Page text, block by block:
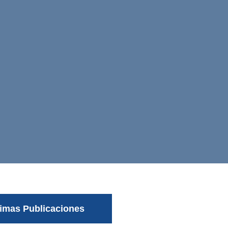
Publicaciones